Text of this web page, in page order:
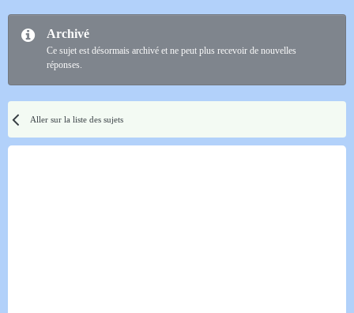
Archivé
Ce sujet est désormais archivé et ne peut plus recevoir de nouvelles
réponses.
Aller sur la liste des sujets